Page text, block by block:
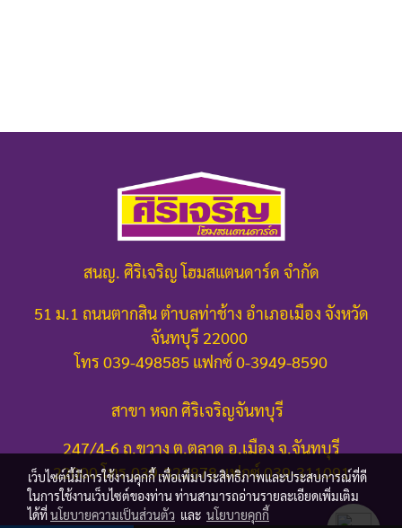
สนญ. ศิริเจริญ โฮมสแตนดาร์ด จำกัด
51 ม.1 ถนนตากสิน ตำบลท่าช้าง อำเภอเมือง จังหวัด
จันทบุรี 22000
โทร 039-498585 แฟกซ์ 0-3949-8590
สาขา หจก ศิริเจริญจันทบุรี
247/4-6 ถ.ขวาง ต.ตลาด อ.เมือง จ.จันทบุรี
22000โทร.039-322878 แฟกซ์ 039-311091
เว็บไซต์นี้มีการใช้งานคุกกี้ เพื่อเพิ่มประสิทธิภาพและประสบการณ์ที่ดี
ในการใช้งานเว็บไซต์ของท่าน ท่านสามารถอ่านรายละเอียดเพิ่มเติม
ได้ที่นโยบายความเป็นส่วนตัว และ นโยบายคุกกี้